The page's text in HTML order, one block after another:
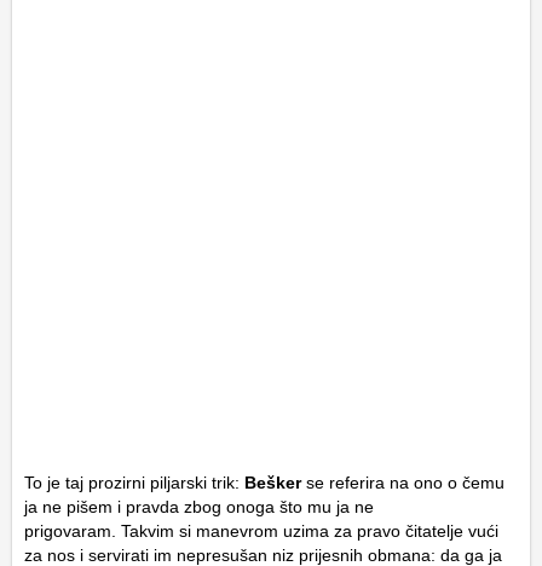
To je taj prozirni piljarski trik: Beškerse referira na ono o čemu
ja ne pišem i pravda zbog onoga što mu ja ne
prigovaram. Takvim si manevrom uzima za pravo čitatelje vući
za nos i servirati im nepresušan niz prijesnih obmana: da ga ja